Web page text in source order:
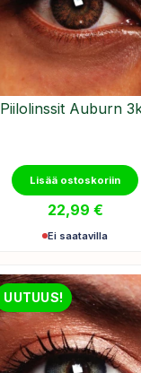
Piilolinssit Auburn
Lisää ostoskoriin
22,99 €
Ei saatavilla
UUTUUS!